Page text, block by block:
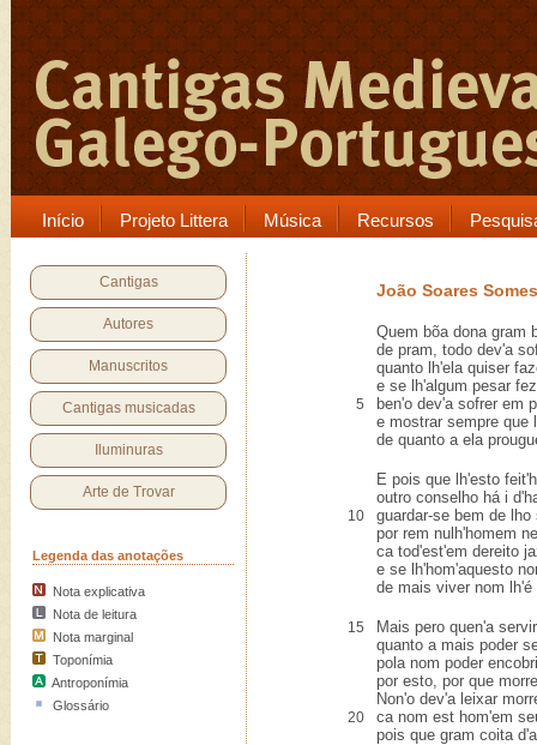
Início Projeto Littera Música Recursos
Cantigas
Autores
Manuscritos
Cantigas musicadas
Iluminuras
Arte de Trovar
Legenda das anotações
Nota explicativa
Nota de leitura
Nota marginal
Toponímia
Antroponímia
Glossário
João Soares
Quem bõa dona gram
de pram, todo dev'a
quanto lh'ela quiser
e se lh'algum pesar
5
ben'o dev'a sofrer em
e mostrar sempre que
de quanto a ela
E pois que lh'esto
outro conselho há i
10
guardar-se bem de lho
por rem nulh'homem
ca tod'est'em dereito
e se lh'hom'aquesto
de mais viver nom lh'é
15
Mais pero quen'a
quanto a mais poder
pola nom poder
por esto, por que
Non'o dev'a leixar
20
ca nom est hom'em
pois que gram coita